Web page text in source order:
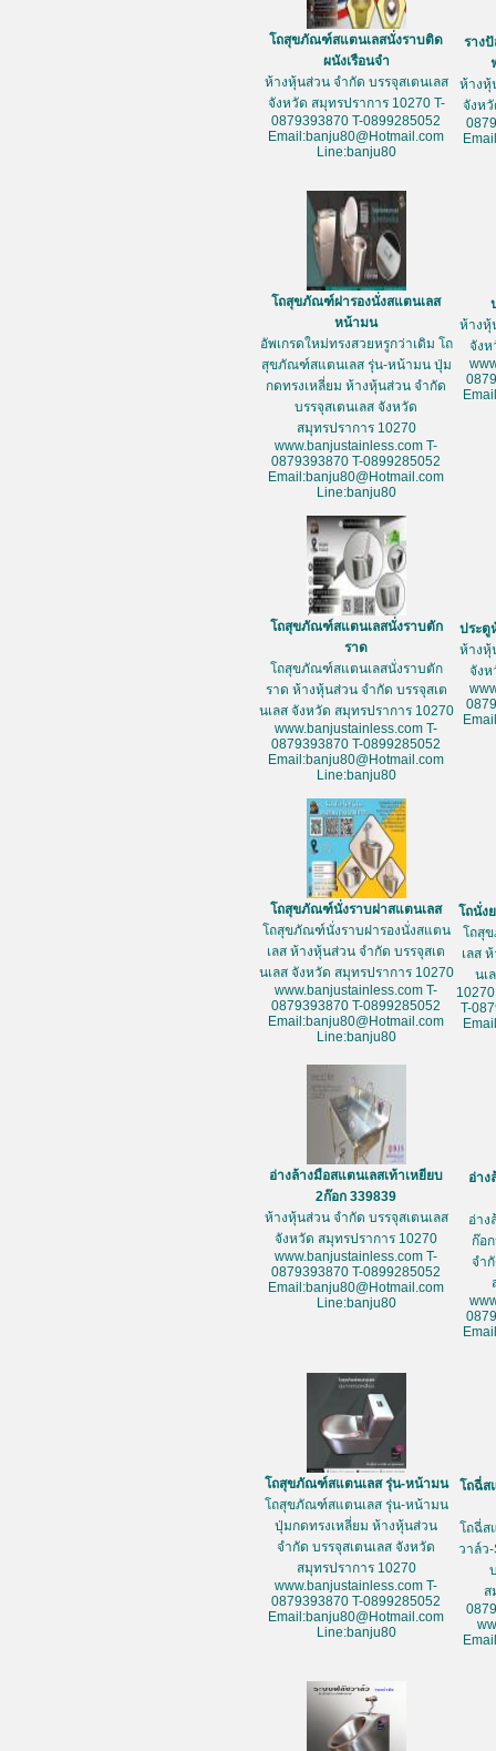
โถสุขภัณฑ์สแตนเลสนั่งราบติด
ผนังเรือนจำ
ห้างหุ้นส่วน จำกัด บรรจุสเตนเลส
จังหวัด สมุทรปราการ 10270 T-
0879393870 T-0899285052
Email:banju80@Hotmail.com
Line:banju80
ราง
ห้างหุ้
จังห
โถสุขภัณฑ์ฝารองนั่งสแตนเลส
หน้ามน
อัพเกรดใหม่ทรงสวยหรูกว่าเดิม โถ
สุขภัณฑ์สแตนเลส รุ่น-หน้ามน ปุ่ม
กดทรงเหลี่ยม ห้างหุ้นส่วน จำกัด
บรรจุสเตนเลส จังหวัด
สมุทรปราการ 10270
www.banjustainless.com T-
0879393870 T-0899285052
Email:banju80@Hotmail.com
Line:banju80
ห้างหุ้
จังห
โถสุขภัณฑ์สแตนเลสนั่งราบตัก
ราด
โถสุขภัณฑ์สแตนเลสนั่งราบตัก
ราด ห้างหุ้นส่วน จำกัด บรรจุสเต
นเลส จังหวัด สมุทรปราการ 10270
www.banjustainless.com T-
0879393870 T-0899285052
Email:banju80@Hotmail.com
Line:banju80
ประตู
ห้างหุ้
จังห
โถสุขภัณฑ์นั่งราบฝาสแตนเลส
โถสุขภัณฑ์นั่งราบฝารองนั่งสแตน
เลส ห้างหุ้นส่วน จำกัด บรรจุสเต
นเลส จังหวัด สมุทรปราการ 10270
www.banjustainless.com T-
0879393870 T-0899285052
Email:banju80@Hotmail.com
Line:banju80
โถนั่ง
โถสุ
เลส
นเ
T-
อ่างล้างมือสแตนเลสเท้าเหยียบ
2ก๊อก 339839
ห้างหุ้นส่วน จำกัด บรรจุสเตนเลส
จังหวัด สมุทรปราการ 10270
www.banjustainless.com T-
0879393870 T-0899285052
Email:banju80@Hotmail.com
Line:banju80
อ่าง
อ่าง
ก๊อ
จำ
โถสุขภัณฑ์สแตนเลส รุ่น-หน้ามน
โถสุขภัณฑ์สแตนเลส รุ่น-หน้ามน
ปุ่มกดทรงเหลี่ยม ห้างหุ้นส่วน
จำกัด บรรจุสเตนเลส จังหวัด
สมุทรปราการ 10270
www.banjustainless.com T-
0879393870 T-0899285052
Email:banju80@Hotmail.com
Line:banju80
โถฉี่ส
โถฉี่ส
วาล์ว
ส